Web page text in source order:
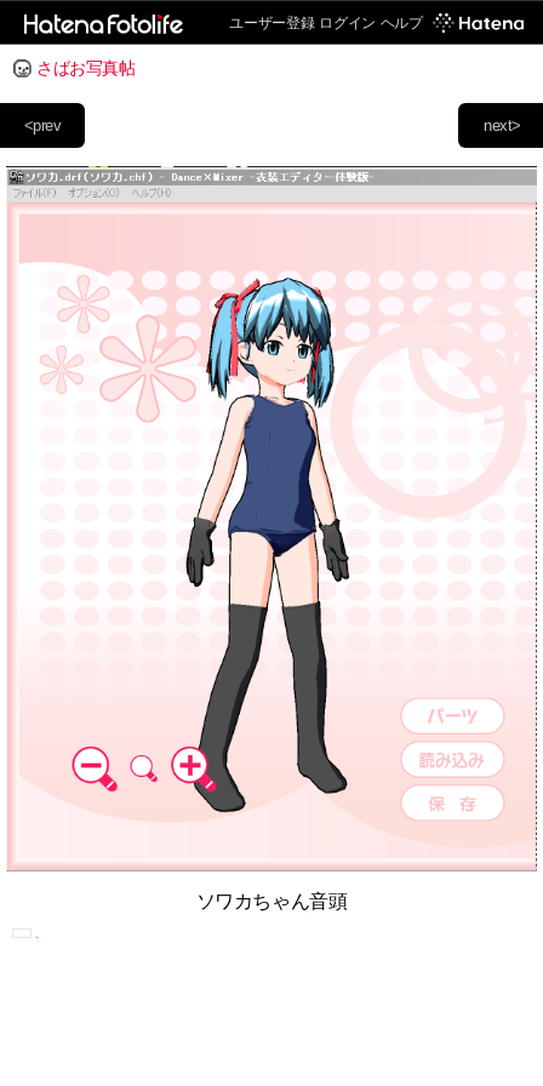
ユーザー登録 ログイン ヘルプ
さばお写真帖
next>
<prev
ソワカちゃん音頭